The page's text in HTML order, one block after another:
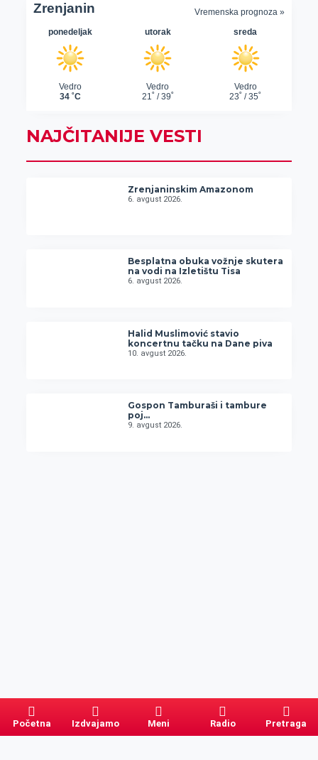
NAJČITANIJE VESTI
Zrenjaninskim Amazonom
6. avgust 2026.
Besplatna obuka vožnje skutera
na vodi na Izletištu Tisa
6. avgust 2026.
Halid Muslimović stavio
koncertnu tačku na Dane piva
10. avgust 2026.
Gospon Tamburaši i tambure
poj…
9. avgust 2026.
Početna Izdvajamo Meni Radio Pretraga